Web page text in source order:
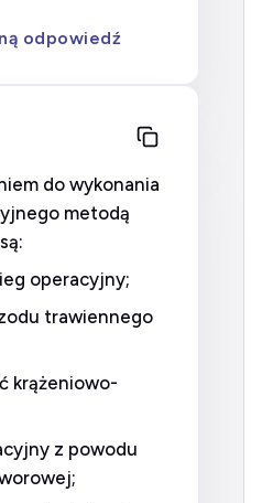
odpowiedź
do wykonania
metodą
operacyjny;
trawiennego
krążeniowo-
z powodu